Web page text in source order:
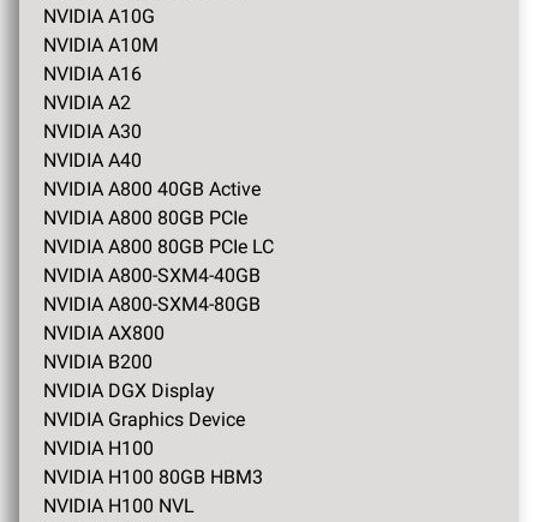
NVIDIA A10G
NVIDIA A10M
NVIDIA A16
NVIDIA A2
NVIDIA A30
NVIDIA A40
NVIDIA A800 40GB Active
NVIDIA A800 80GB PCIe
NVIDIA A800 80GB PCIe LC
NVIDIA A800-SXM4-40GB
NVIDIA A800-SXM4-80GB
NVIDIA AX800
NVIDIA B200
NVIDIA DGX Display
NVIDIA Graphics Device
NVIDIA H100
NVIDIA H100 80GB HBM3
NVIDIA H100 NVL